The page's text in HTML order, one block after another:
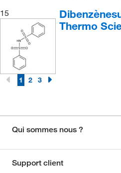
15
Thermo
1 2 3
Qui sommes nous ?
Support client